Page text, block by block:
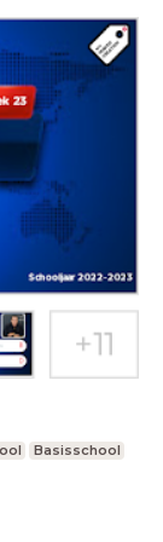
Basisschool